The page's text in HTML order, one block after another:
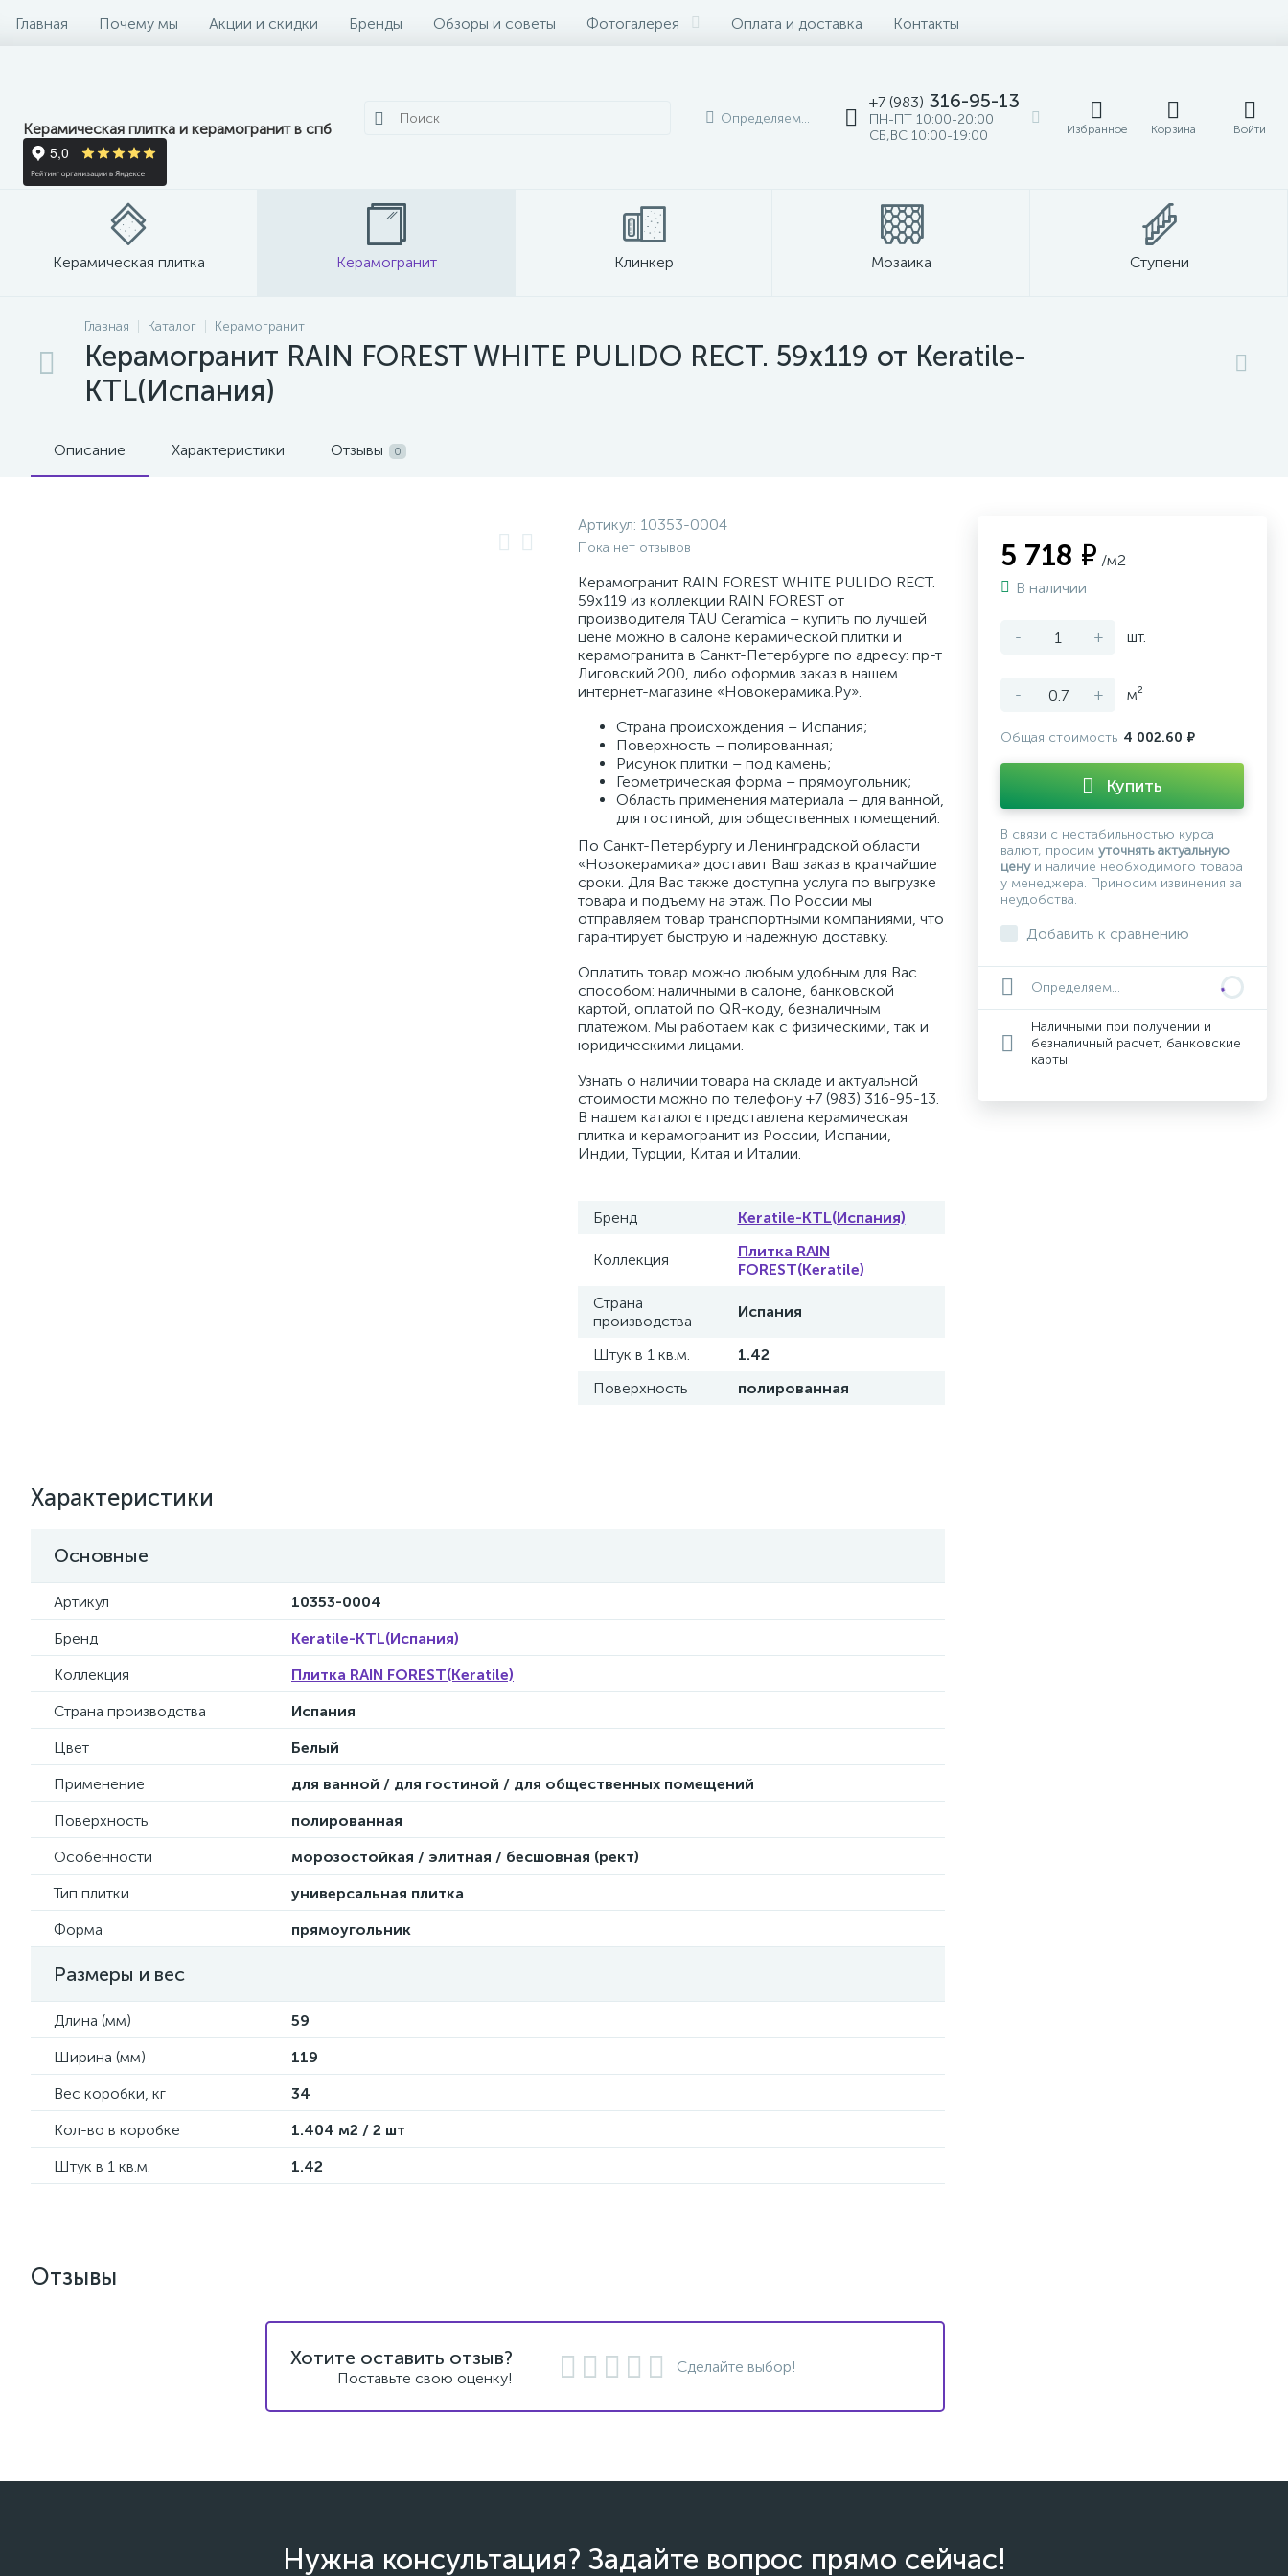
Главная Почему мы Акции и скидки Бренды Обзоры и советы Фотогалерея Оплата и доставка Контакты
Керамическая плитка и керамогранит в спб
Определяем...
+7 (983) 316-95-13
ПН-ПТ 10:00-20:00
СБ,ВС 10:00-19:00
Избранное Корзина Войти
Керамическая плитка Керамогранит Клинкер Мозаика Ступени
Главная Каталог Керамогранит
Керамогранит RAIN FOREST WHITE PULIDO RECT. 59x119 от Keratile-
KTL(Испания)
Описание Характеристики Отзывы 0
Артикул: 10353-0004
Пока нет отзывов
Керамогранит RAIN FOREST WHITE PULIDO RECT.
59x119 из коллекции RAIN FOREST от
производителя TAU Ceramica – купить по лучшей
цене можно в салоне керамической плитки и
керамогранита в Санкт-Петербурге по адресу: пр-т
Лиговский 200, либо оформив заказ в нашем
интернет-магазине «Новокерамика.Ру».
Страна происхождения – Испания;
Поверхность – полированная;
Рисунок плитки – под камень;
Геометрическая форма – прямоугольник;
Область применения материала – для ванной,
для гостиной, для общественных помещений.
По Санкт-Петербургу и Ленинградской области
«Новокерамика» доставит Ваш заказ в кратчайшие
сроки. Для Вас также доступна услуга по выгрузке
товара и подъему на этаж. По России мы
отправляем товар транспортными компаниями, что
гарантирует быструю и надежную доставку.
Оплатить товар можно любым удобным для Вас
способом: наличными в салоне, банковской
картой, оплатой по QR-коду, безналичным
платежом. Мы работаем как с физическими, так и
юридическими лицами.
Узнать о наличии товара на складе и актуальной
стоимости можно по телефону +7 (983) 316-95-13.
В нашем каталоге представлена керамическая
плитка и керамогранит из России, Испании,
Индии, Турции, Китая и Италии.
Бренд Keratile-KTL(Испания)
Коллекция
Плитка RAIN
FOREST(Keratile)
Страна
производства
Испания
Штук в 1 кв.м.
1.42
Поверхность
полированная
Характеристики
Основные
Артикул
10353-0004
Бренд
Keratile-KTL(Испания)
Коллекция
Плитка RAIN FOREST(Keratile)
Страна производства
Испания
Цвет
Белый
Применение
для ванной / для гостиной / для общественных помещений
Поверхность
полированная
Особенности
морозостойкая / элитная / бесшовная (рект)
Тип плитки
универсальная плитка
Форма
прямоугольник
Размеры и вес
Длина (мм)
59
Ширина (мм)
119
Вес коробки, кг
34
Кол-во в коробке
1.404 м2 / 2 шт
Штук в 1 кв.м.
1.42
5 718 ₽ /м2
В наличии
- + шт.
- + м²
Общая стоимость 4 002.60 ₽
Купить
В связи с нестабильностью курса
валют, просим уточнять актуальную
ценуи наличие необходимого товара
у менеджера. Приносим извинения за
неудобства.
Добавить к сравнению
Определяем...
Наличными при получении и
безналичный расчет, банковские
карты
Отзывы
Хотите оставить отзыв?
Поставьте свою оценку!
Сделайте выбор!
Нужна консультация? Задайте вопрос прямо сейчас!